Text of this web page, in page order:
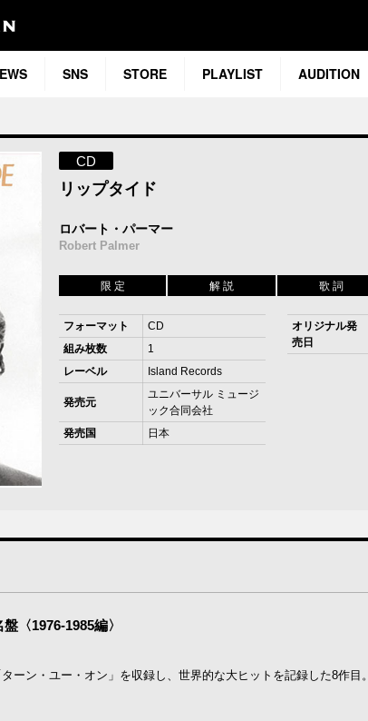
SNS STORE PLAYLIST AUDITION
CD
リップタイド
ロバート・パーマー
Robert Palmer
限 定 解 説 歌 詞
フォーマット
CD
組み枚数
1
レーベル
Island Records
発売元
ユニバーサル ミュージ
ック合同会社
発売国
日本
オリジナル発
売日
〈1976-1985編〉
ーン・ユー・オン」を収録し、世界的な大ヒットを記録した8作目。